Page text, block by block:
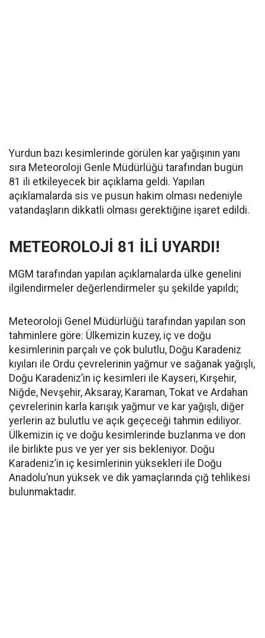
Yurdun bazı kesimlerinde görülen kar yağışının yanı
sıra Meteoroloji Genle Müdürlüğü tarafından bugün
81 ili etkileyecek bir açıklama geldi. Yapılan
açıklamalarda sis ve pusun hakim olması nedeniyle
vatandaşların dikkatli olması gerektiğine işaret edildi.
METEOROLOJİ 81 İLİ UYARDI!
MGM tarafından yapılan açıklamalarda ülke genelini
ilgilendirmeler değerlendirmeler şu şekilde yapıldı;
Meteoroloji Genel Müdürlüğü tarafından yapılan son
tahminlere göre: Ülkemizin kuzey, iç ve doğu
kesimlerinin parçalı ve çok bulutlu, Doğu Karadeniz
kıyıları ile Ordu çevrelerinin yağmur ve sağanak yağışlı,
Doğu Karadeniz’in iç kesimleri ile Kayseri, Kırşehir,
Niğde, Nevşehir, Aksaray, Karaman, Tokat ve Ardahan
çevrelerinin karla karışık yağmur ve kar yağışlı, diğer
yerlerin az bulutlu ve açık geçeceği tahmin ediliyor.
Ülkemizin iç ve doğu kesimlerinde buzlanma ve don
ile birlikte pus ve yer yer sis bekleniyor. Doğu
Karadeniz’in iç kesimlerinin yüksekleri ile Doğu
Anadolu’nun yüksek ve dik yamaçlarında çığ tehlikesi
bulunmaktadır.